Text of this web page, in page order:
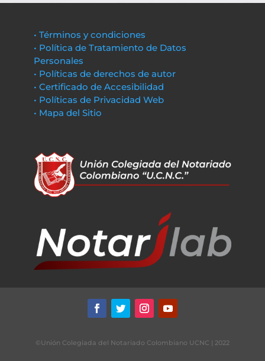
• Términos y condiciones
• Política de Tratamiento de Datos
Personales
• Políticas de derechos de autor
• Certificado de Accesibilidad
• Políticas de Privacidad Web
• Mapa del Sitio
©Unión Colegiada del Notariado Colombiano UCNC | 2022